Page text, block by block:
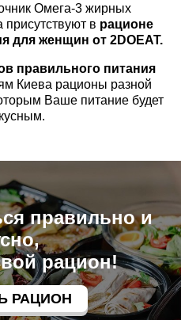
Омега-3 жирных
в рационе
для женщин от 2DOEAT.
правильного питания
Киева рационы разной
Ваше питание будет
правильно и
рацион!
РАЦИОН